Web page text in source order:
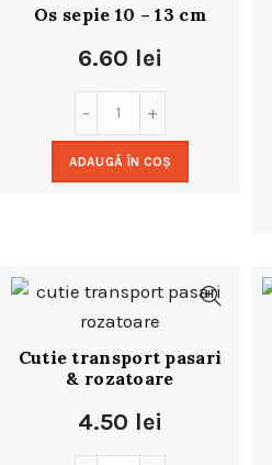
Os sepie 10 – 13 cm
6.60 lei
ADAUGĂ ÎN COȘ
Cutie transport pasari
& rozatoare
4.50 lei